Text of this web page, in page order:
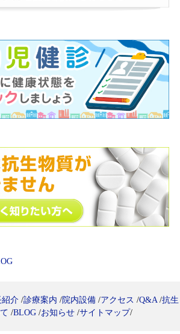
介/診療案内 /院内設備/アクセス /Q&A/抗生
/BLOG /お知らせ /サイトマップ/